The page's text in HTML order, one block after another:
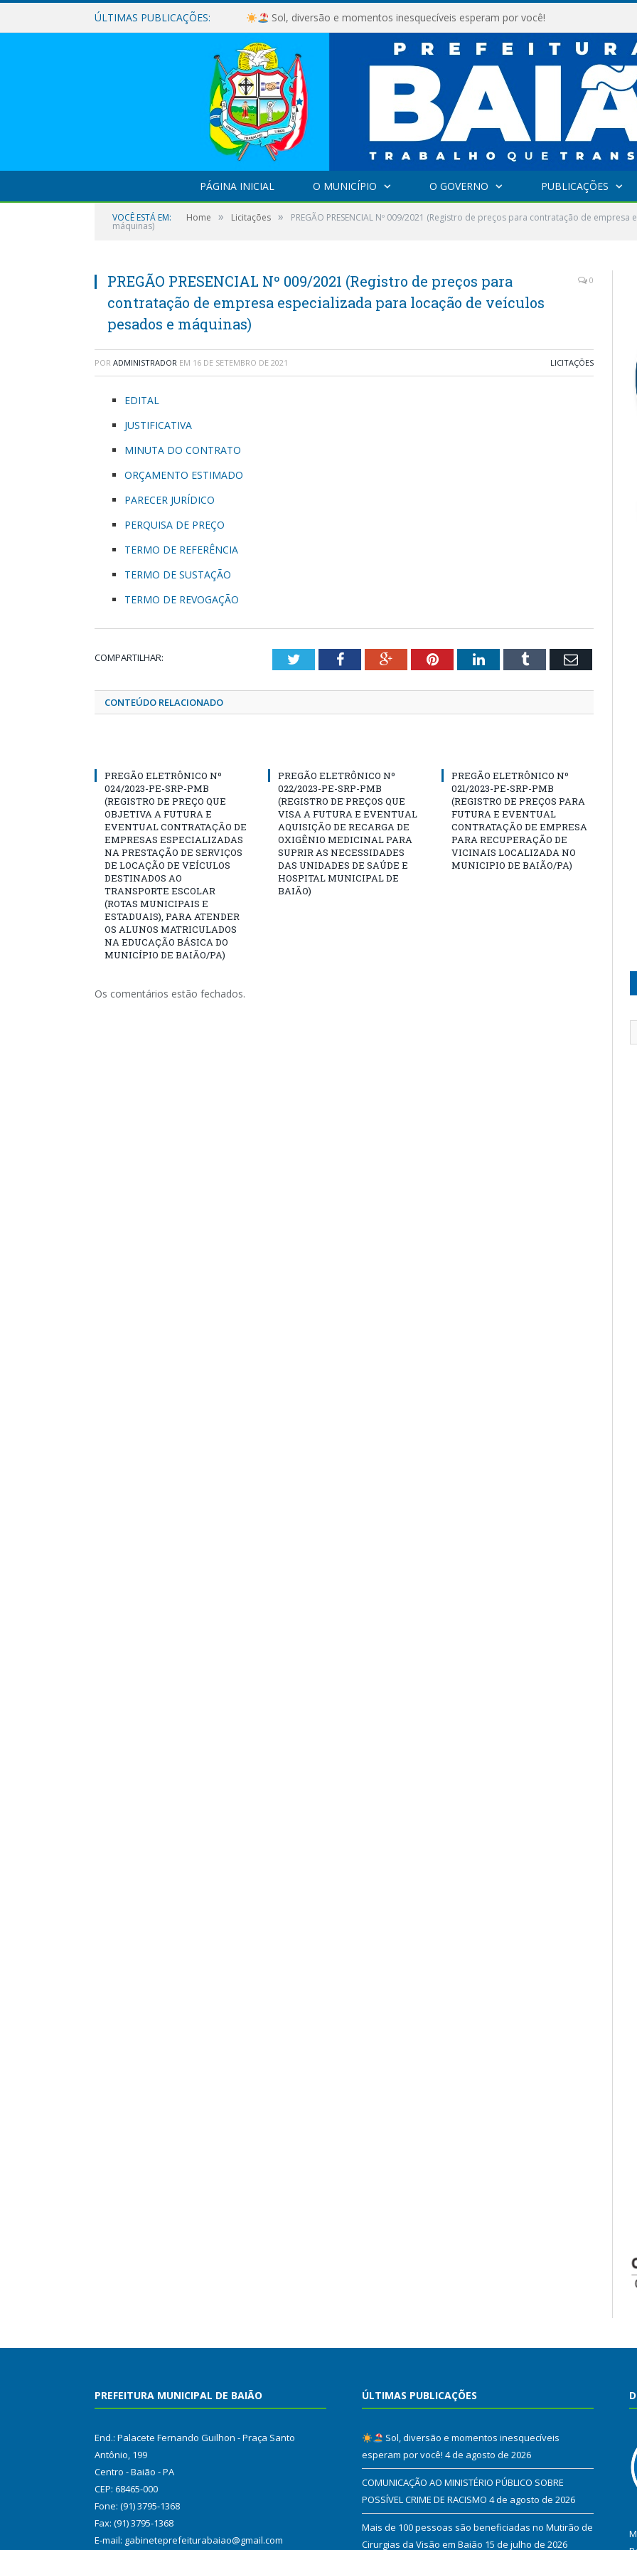
ÚLTIMAS PUBLICAÇÕES: Sol, diversão e momentos inesquecíveis esperam por você!
PÁGINA INICIAL O MUNICÍPIO O GOVERNO PUBLICAÇÕES
VOCÊ ESTÁ EM: Home » Licitações » PREGÃO PRESENCIAL Nº 009/2021 (Registro de preços para contratação de
máquinas)
PREGÃO PRESENCIAL Nº 009/2021 (Registro de preços para
contratação de empresa especializada para locação de veículos
pesados e máquinas)
0
POR ADMINISTRADOR EM 16 DE SETEMBRO DE 2021 LICITAÇÕES
EDITAL
JUSTIFICATIVA
MINUTA DO CONTRATO
ORÇAMENTO ESTIMADO
PARECER JURÍDICO
PERQUISA DE PREÇO
TERMO DE REFERÊNCIA
TERMO DE SUSTAÇÃO
TERMO DE REVOGAÇÃO
COMPARTILHAR: TwitterFacebookGoogle+PinterestLinkedInTumblr Email
CONTEÚDO RELACIONADO
PREGÃO ELETRÔNICO Nº
024/2023-PE-SRP-PMB
(REGISTRO DE PREÇO QUE
OBJETIVA A FUTURA E
EVENTUAL CONTRATAÇÃO DE
EMPRESAS ESPECIALIZADAS
NA PRESTAÇÃO DE SERVIÇOS
DE LOCAÇÃO DE VEÍCULOS
DESTINADOS AO
TRANSPORTE ESCOLAR
(ROTAS MUNICIPAIS E
ESTADUAIS), PARA ATENDER
OS ALUNOS MATRICULADOS
NA EDUCAÇÃO BÁSICA DO
MUNICÍPIO DE BAIÃO/PA)
PREGÃO ELETRÔNICO Nº
022/2023-PE-SRP-PMB
(REGISTRO DE PREÇOS QUE
VISA A FUTURA E EVENTUAL
AQUISIÇÃO DE RECARGA DE
OXIGÊNIO MEDICINAL PARA
SUPRIR AS NECESSIDADES
DAS UNIDADES DE SAÚDE E
HOSPITAL MUNICIPAL DE
BAIÃO)
PREGÃO ELETRÔNICO Nº
021/2023-PE-SRP-PMB
(REGISTRO DE PREÇOS PARA
FUTURA E EVENTUAL
CONTRATAÇÃO DE EMPRESA
PARA RECUPERAÇÃO DE
VICINAIS LOCALIZADA NO
MUNICIPIO DE BAIÃO/PA)
Os comentários estão fechados.
PREFEITURA MUNICIPAL DE BAIÃO
End.: Palacete Fernando Guilhon - Praça Santo
Antônio, 199
Centro - Baião - PA
CEP: 68465-000
Fone: (91) 3795-1368
Fax: (91) 3795-1368
E-mail: gabineteprefeiturabaiao@gmail.com
ÚLTIMAS PUBLICAÇÕES
Sol, diversão e momentos inesquecíveis
esperam por você! 4 de agosto de 2026
COMUNICAÇÃO AO MINISTÉRIO PÚBLICO SOBRE
POSSÍVEL CRIME DE RACISMO 4 de agosto de 2026
Mais de 100 pessoas são beneficiadas no Mutirão de
Cirurgias da Visão em Baião 15 de julho de 2026